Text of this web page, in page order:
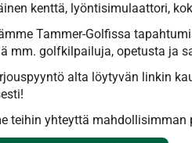
kenttä, lyöntisimulaattori,
Tammer-Golfissa
mm. golfkilpailuja, opetusta ja
alta löytyvän linkin
teihin yhteyttä mahdollisimman